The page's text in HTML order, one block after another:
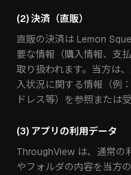
(2) 決済（直販）
直販の決済は Lemon
要な情報（購入情報、支
取り扱われます。当方は
入状況に関する情報（例
ドレス等）を参照または
(3) アプリの利用データ
ThroughView は、通常の
やフォルダの内容を当方